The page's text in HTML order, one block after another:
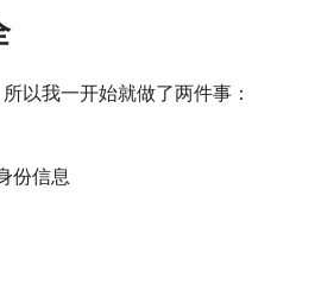
以我一开始就做了两件事：
份信息